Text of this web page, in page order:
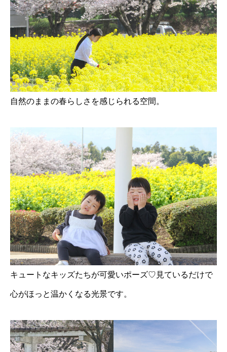
自然のままの春らしさを感じられる空間。
キュートなキッズたちが可愛いポーズ♡見ているだけで
心がほっと温かくなる光景です。